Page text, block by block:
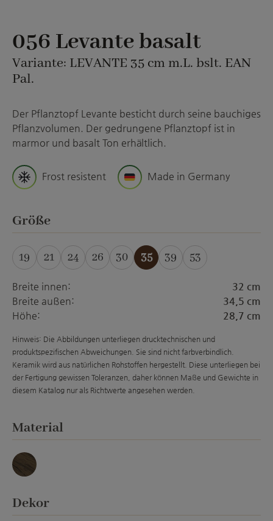
056 Levante basalt
Variante: LEVANTE 35 cm m.L. bslt. EAN
Pal.
Der Pflanztopf Levante besticht durch seine bauchiges
Pflanzvolumen. Der gedrungene Pflanztopf ist in
marmor und basalt Ton erhältlich.
Frost resistent Made in Germany
Größeauswählen
19 21 24 26 30 35 39 53
Breite innen:
32 cm
Breite außen:
34,5 cm
Höhe:
28,7 cm
Hinweis: Die Abbildungen unterliegen drucktechnischen und
produktspezifischen Abweichungen. Sie sind nicht farbverbindlich.
Keramik wird aus natürlichen Rohstoffen hergestellt. Diese unterliegen bei
der Fertigung gewissen Toleranzen, daher können Maße und Gewichte in
diesem Katalog nur als Richtwerte angesehen werden.
Materialauswählen
Basalt
Dekorauswählen